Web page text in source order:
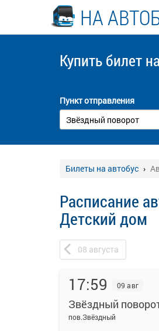
НА
Купить билет
Пункт отправления
Билеты на автобус
Расписание
Детский дом
08 августа
17:59 09 авг
Звёздный
пов.Звёздный